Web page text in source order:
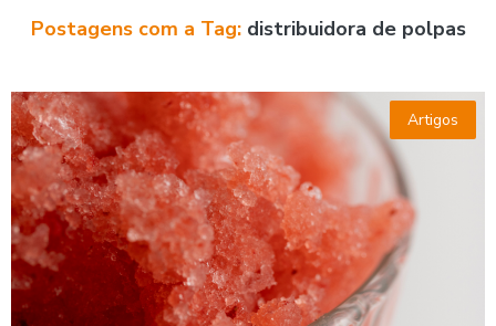
Postagens com a Tag: distribuidora de polpas
Artigos